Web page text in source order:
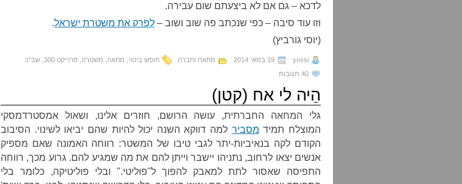
לדכא – גם אם לא ביצעתם שום עבירה.
וזו עוד סיבה – כפי שנכתב פה שוב ושוב – לפרק את משטרת ישראל.
(יוסי גורביץ)
yossi 19 במאי 2014 מחאה וחברה חופש ביטוי מחאה משטרה פרוייקט 300
שב"כ
40 תגובות
הֵיה לי אח (קטן)
גלי המחאה החברתית, עושה הרושם, חוזרים אלינו, ושאול אמסטרדמסקי
המוצלח תמיד מסביר למה דווקא השנה יכול להיות שהם יביאו לשינוי. הסיבוב
הקודם לקה בנאיביות-יתר לגבי טיבו של המשטר: רווחה האמונה שאם מספיק
אנשים יצאו לרחוב, נתניהו יישבר וייתן להם את מה שמגיע להם. גרוע מכך, רווחה
התפיסה שאסור לתת למאבק להפוך ל"פוליטי." ובלי פוליטיקה, כלומר בלי